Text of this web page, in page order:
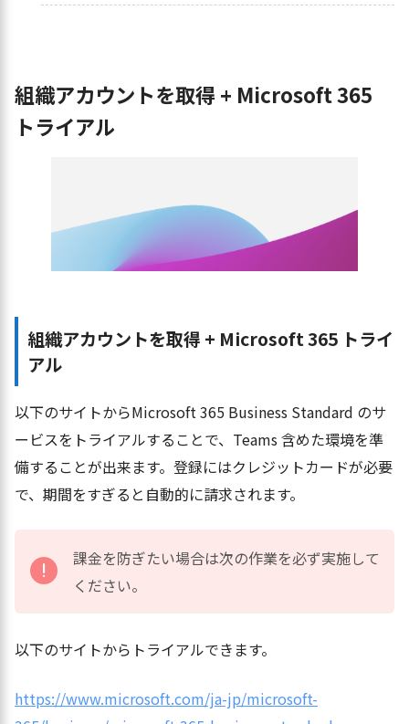
組織アカウントを取得 + Microsoft 365
トライアル
組織アカウントを取得 + Microsoft 365 トライ
アル
以下のサイトからMicrosoft 365 Business Standard のサ
ービスをトライアルすることで、Teams 含めた環境を準
備することが出来ます。登録にはクレジットカードが必要
で、期間をすぎると自動的に請求されます。
課金を防ぎたい場合は次の作業を必ず実施して
ください。
以下のサイトからトライアルできます。
https://www.microsoft.com/ja-jp/microsoft-